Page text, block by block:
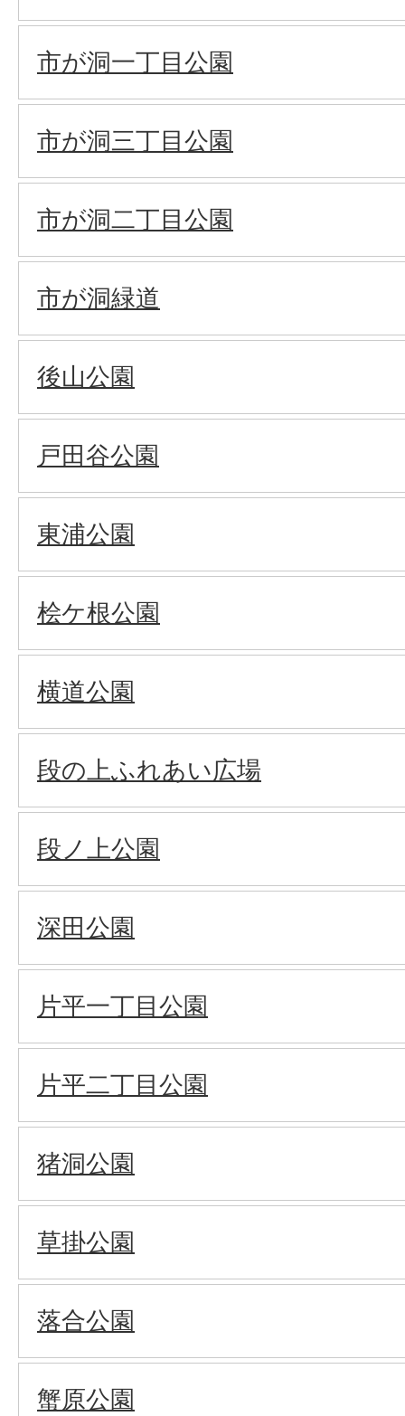
市が洞一丁目公園
市が洞三丁目公園
市が洞二丁目公園
市が洞緑道
後山公園
戸田谷公園
東浦公園
桧ケ根公園
横道公園
段の上ふれあい広場
段ノ上公園
深田公園
片平一丁目公園
片平二丁目公園
猪洞公園
草掛公園
落合公園
蟹原公園